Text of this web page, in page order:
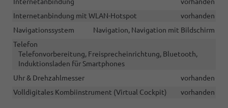
Internetanbindung mit WLAN-Hotspot
vorhanden
Navigationssystem
Navigation, Navigation mit Bildschirm
Telefon
Telefonvorbereitung, Freisprecheinrichtung, Bluetooth,
Induktionsladen für Smartphones
Uhr & Drehzahlmesser
vorhanden
Volldigitales Kombiinstrument (Virtual Cockpit)
vorhanden